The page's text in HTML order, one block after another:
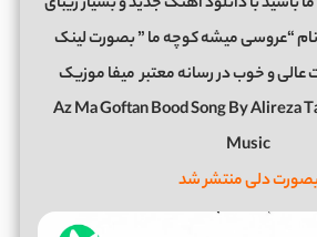
“عروسی میشه کوچه ما ” بصورت لینک
میفا موزیک
Az Ma Goftan Bood Song By Alireza
Music
دلی منتشر شد